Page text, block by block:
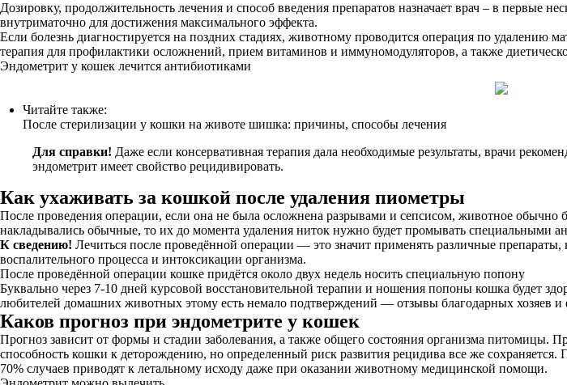
Дозировку, продолжительность лечения и способ введения препаратов назначает врач – в первые
внутриматочно для достижения максимального эффекта.
Если болезнь диагностируется на поздних стадиях, животному проводится операция по удалению
терапия для профилактики осложнений, прием витаминов и иммуномодуляторов, а также
Эндометрит у кошек лечится антибиотиками
Читайте также:
После стерилизации у кошки на животе шишка: причины, способы лечения
Для справки! Даже если консервативная терапия дала необходимые результаты, врачи
эндометрит имеет свойство рецидивировать.
Как ухаживать за кошкой после удаления пиометры
После проведения операции, если она не была осложнена разрывами и сепсисом, животное
накладывались обычные, то их до момента удаления ниток нужно будет промывать специальными
К сведению! Лечиться после проведённой операции — это значит применять различные
воспалительного процесса и интоксикации организма.
После проведённой операции кошке придётся около двух недель носить специальную попону
Буквально через 7-10 дней курсовой восстановительной терапии и ношения попоны кошка будет
любителей домашних животных этому есть немало подтверждений — отзывы благодарных хозяев
Каков прогноз при эндометрите у кошек
Прогноз зависит от формы и стадии заболевания, а также общего состояния организма
способность кошки к деторождению, но определенный риск развития рецидива все же
70% случаев приводят к летальному исходу даже при оказании животному медицинской помощи.